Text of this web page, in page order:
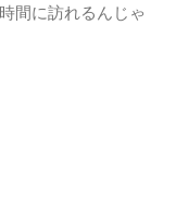
間に訪れるんじゃ